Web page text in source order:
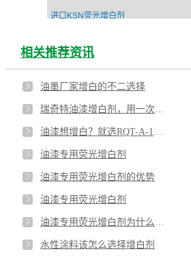
进口KSN荧光增白剂
相关推荐资讯
油墨厂家增白的不二选择
油漆专用荧光增白剂
油漆专用荧光增白剂的优势
油漆专用荧光增白剂
水性涂料该怎么选择增白剂